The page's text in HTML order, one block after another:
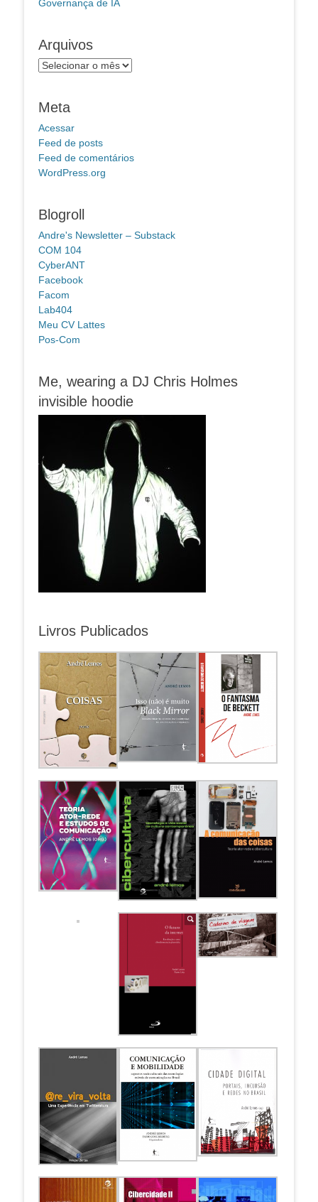
Governança de IA
Arquivos
Arquivos
Meta
Acessar
Feed de posts
Feed de comentários
WordPress.org
Blogroll
Andre's Newsletter – Substack
COM 104
CyberANT
Facebook
Facom
Lab404
Meu CV Lattes
Pos-Com
Me, wearing a DJ Chris Holmes
invisible hoodie
Livros Publicados